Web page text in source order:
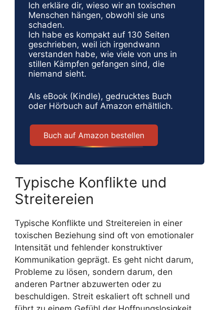
Ich erkläre dir, wieso wir an toxischen
Menschen hängen, obwohl sie uns
schaden.
Ich habe es kompakt auf 130 Seiten
geschrieben, weil ich irgendwann
verstanden habe, wie viele von uns in
stillen Kämpfen gefangen sind, die
niemand sieht.
Als eBook (Kindle), gedrucktes Buch
oder Hörbuch auf Amazon erhältlich.
Buch auf Amazon bestellen
Typische Konflikte und
Streitereien
Typische Konflikte und Streitereien in einer
toxischen Beziehung sind oft von emotionaler
Intensität und fehlender konstruktiver
Kommunikation geprägt. Es geht nicht darum,
Probleme zu lösen, sondern darum, den
anderen Partner abzuwerten oder zu
beschuldigen. Streit eskaliert oft schnell und